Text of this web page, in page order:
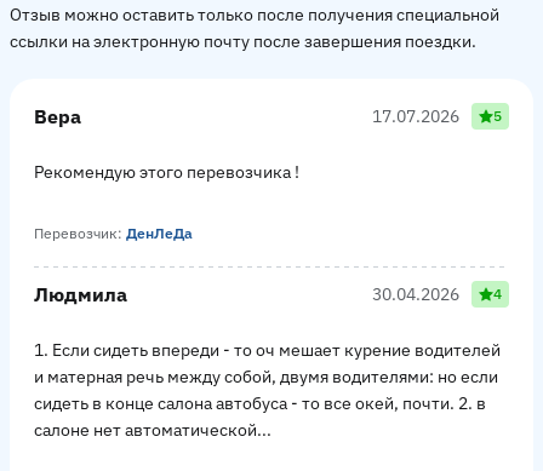
Отзыв можно оставить только после получения специальной
ссылки на электронную почту после завершения поездки.
Вера 17.07.2026 5
Рекомендую этого перевозчика !
Перевозчик: ДенЛеДа
Людмила 30.04.2026 4
1. Если сидеть впереди - то оч мешает курение водителей
и матерная речь между собой, двумя водителями: но если
сидеть в конце салона автобуса - то все окей, почти. 2. в
салоне нет автоматической...